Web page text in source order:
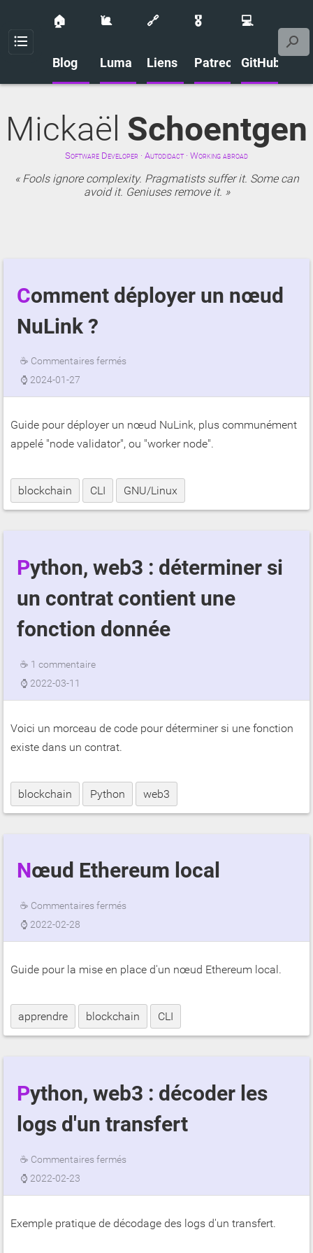
Menu
🏠
Blog
🐌
Luma
🔗
Liens
🎖️
Patreon
💻
GitHub
Mickaël Schoentgen
Software Developer · Autodidact · Working abroad
Fools ignore complexity. Pragmatists suffer it. Some can
avoid it. Geniuses remove it.
Comment déployer un nœud
NuLink ?
☕ Commentaires fermés
⌚ 2024-01-27
Guide pour déployer un nœud NuLink, plus communément
appelé "node validator", ou "worker node".
blockchain CLI GNU/Linux
Python, web3 : déterminer si
un contrat contient une
fonction donnée
☕ 1 commentaire
⌚ 2022-03-11
Voici un morceau de code pour déterminer si une fonction
existe dans un contrat.
blockchain Python web3
Nœud Ethereum local
☕ Commentaires fermés
⌚ 2022-02-28
Guide pour la mise en place d'un nœud Ethereum local.
apprendre blockchain CLI
Python, web3 : décoder les
logs d'un transfert
☕ Commentaires fermés
⌚ 2022-02-23
Exemple pratique de décodage des logs d'un transfert.